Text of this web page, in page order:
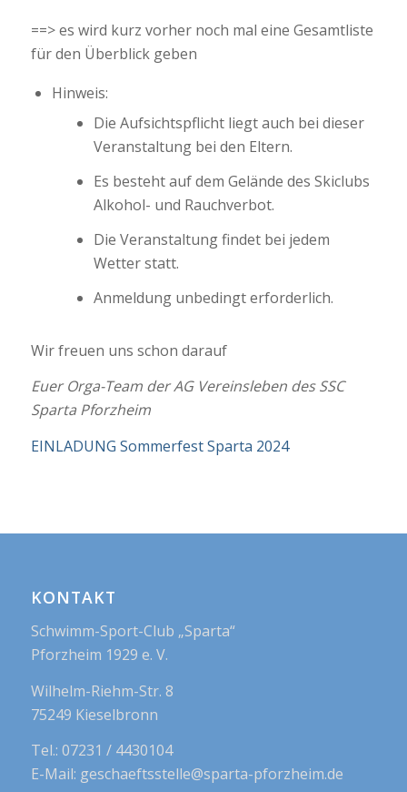
==> es wird kurz vorher noch mal eine Gesamtliste
für den Überblick geben
Hinweis:
Die Aufsichtspflicht liegt auch bei dieser
Veranstaltung bei den Eltern.
Es besteht auf dem Gelände des Skiclubs
Alkohol- und Rauchverbot.
Die Veranstaltung findet bei jedem
Wetter statt.
Anmeldung unbedingt erforderlich.
Wir freuen uns schon darauf
Euer Orga-Team der AG Vereinsleben des SSC
Sparta Pforzheim
EINLADUNG Sommerfest Sparta 2024
KONTAKT
Schwimm-Sport-Club „Sparta“
Pforzheim 1929 e. V.
Wilhelm-Riehm-Str. 8
75249 Kieselbronn
Tel.: 07231 / 4430104
E-Mail: geschaeftsstelle@sparta-pforzheim.de